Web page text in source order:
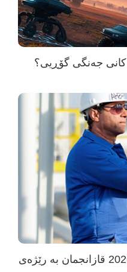
جەنگی گۆڕیی؟
دانە گاز: لە نیوەی یەکەمی 2026 قازانجمان بە رێژەی